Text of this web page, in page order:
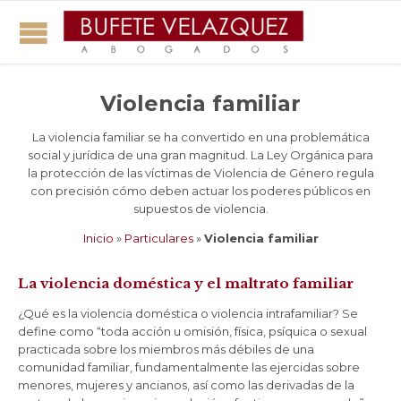
Violencia familiar
La violencia familiar se ha convertido en una problemática
social y jurídica de una gran magnitud. La Ley Orgánica para
la protección de las víctimas de Violencia de Género regula
con precisión cómo deben actuar los poderes públicos en
supuestos de violencia.
Inicio » Particulares»Violencia familiar
La violencia doméstica y el maltrato familiar
¿Qué es la violencia doméstica o violencia intrafamiliar? Se
define como “toda acción u omisión, física, psíquica o sexual
practicada sobre los miembros más débiles de una
comunidad familiar, fundamentalmente las ejercidas sobre
menores, mujeres y ancianos, así como las derivadas de la